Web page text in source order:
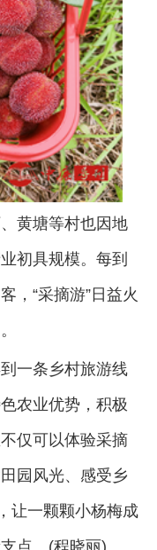
黄塘等村也因地
初具规模。每到
，“采摘游”日益火
一条乡村旅游线
农业优势，积极
仅可以体验采摘
园风光、感受乡
让一颗颗小杨梅成